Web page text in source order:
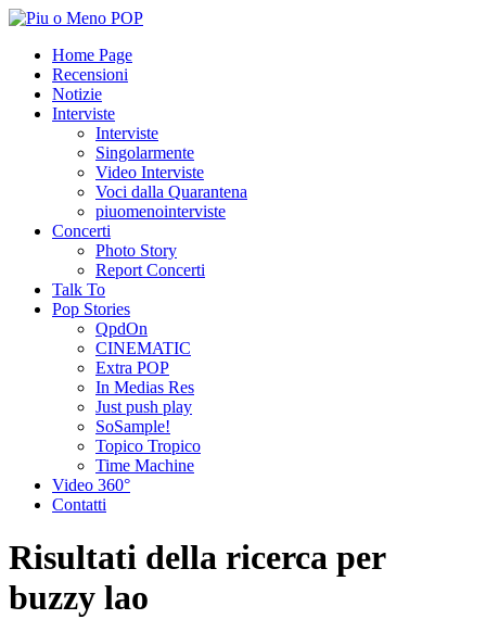
Home Page
Recensioni
Notizie
Interviste
Interviste
Singolarmente
Video Interviste
Voci dalla Quarantena
piuomenointerviste
Concerti
Photo Story
Report Concerti
Talk To
Pop Stories
QpdOn
CINEMATIC
Extra POP
In Medias Res
Just push play
SoSample!
Topico Tropico
Time Machine
Video 360°
Contatti
Risultati della ricerca per
buzzy lao